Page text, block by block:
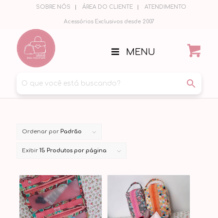
SOBRE NÓS ÁREA DO CLIENTE ATENDIMENTO
Acessórios Exclusivos desde 2007
MENU
Ordenar por Padrão
Exibir 15 Produtos por página